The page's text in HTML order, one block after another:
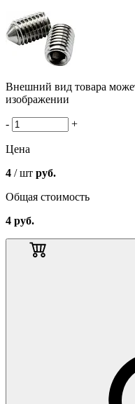
Внешний вид товара
изображении
- +
Цена
4 / шт руб.
Общая стоимость
4 руб.